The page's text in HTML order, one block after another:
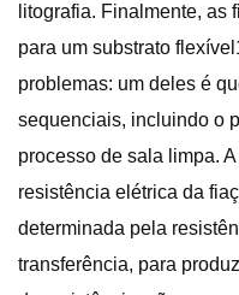
litografia. Finalmente, as
para um substrato
problemas: um deles é
sequenciais, incluindo o
processo de sala limpa.
resistência elétrica da
determinada pela
transferência, para